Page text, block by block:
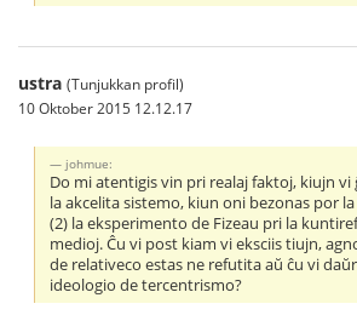
ustra (Tunjukkan profil)
10 Oktober 2015 12.12.17
johmue:
Do mi atentigis vin pri realaj faktoj, kiujn vi
la akcelita sistemo, kiun oni bezonas por
(2) la eksperimento de Fizeau pri la
medioj. Ĉu vi post kiam vi eksciis tiujn,
de relativeco estas ne refutita aŭ ĉu vi
ideologio de tercentrismo?